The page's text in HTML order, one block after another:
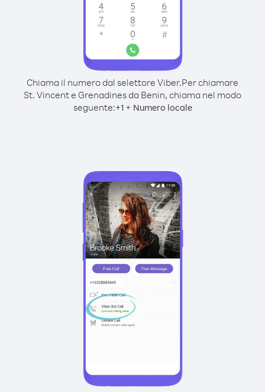
Chiama il numero dal selettore Viber.Per chiamare
St. Vincent e Grenadines da Benin, chiama nel modo
seguente:+1+ Numero locale